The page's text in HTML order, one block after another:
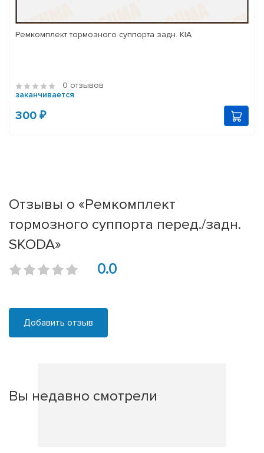
Ремкомплект тормозного суппорта задн. KIA
0 отзывов
заканчивается
300 ₽
Отзывы о «Ремкомплект
тормозного суппорта перед./задн.
SKODA»
0.0
Добавить отзыв
Вы недавно смотрели